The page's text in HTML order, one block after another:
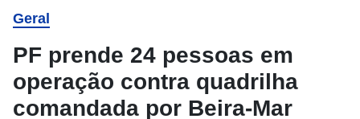
Geral
PF prende 24 pessoas em
operação contra quadrilha
comandada por Beira-Mar